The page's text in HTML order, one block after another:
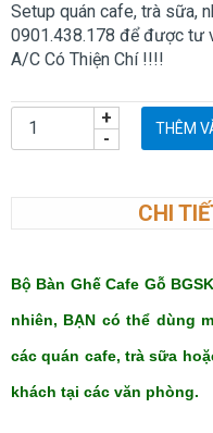
Setup quán cafe, trà sữa,
0901.438.178 để được tư
A/C Có Thiện Chí !!!!
-
+ THÊM
CHI
Bộ Bàn Ghế Cafe Gỗ
nhiên, BẠN có thể dùng
các quán cafe, trà sữa
khách tại các văn phòng.